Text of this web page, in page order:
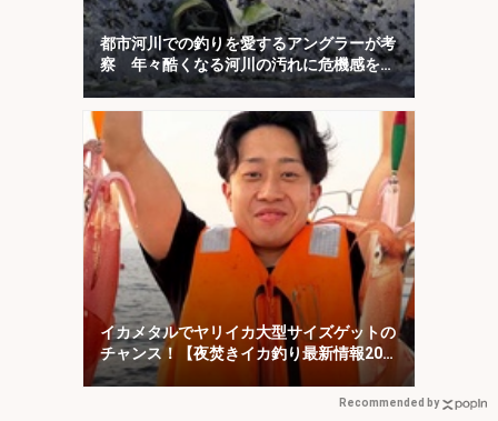
都市河川での釣りを愛するアングラーが考
察 年々酷くなる河川の汚れに危機感を持
とう
イカメタルでヤリイカ大型サイズゲットの
チャンス！【夜焚きイカ釣り最新情報20
選・福岡】
Recommended by